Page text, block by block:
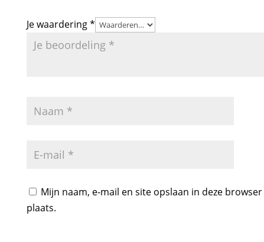
Je waardering*
Mijn naam, e-mail en site opslaan in deze
plaats.